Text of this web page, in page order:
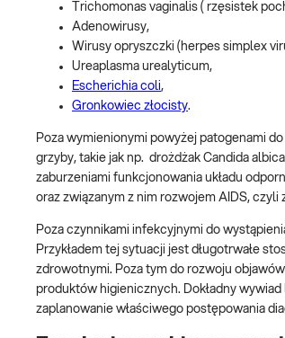
Trichomonas vaginalis ( rzęsistek
Adenowirusy,
Wirusy opryszczki (herpes simplex
Ureaplasma urealyticum,
Escherichia coli,
Gronkowiec złocisty.
Poza wymienionymi powyżej patogenami
grzyby, takie jak np. drożdżak Candida
zaburzeniami funkcjonowania układu
oraz związanym z nim rozwojem AIDS,
Poza czynnikami infekcyjnymi do
Przykładem tej sytuacji jest długotrwałe
zdrowotnymi. Poza tym do rozwoju
produktów higienicznych. Dokładny
zaplanowanie właściwego postępowania